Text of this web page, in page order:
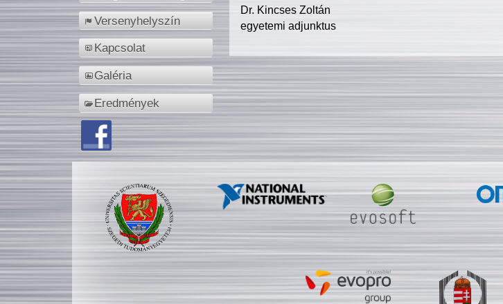
Versenyhelyszín
Kapcsolat
Galéria
Eredmények
Dr. Kincses Zoltán
egyetemi adjunktus